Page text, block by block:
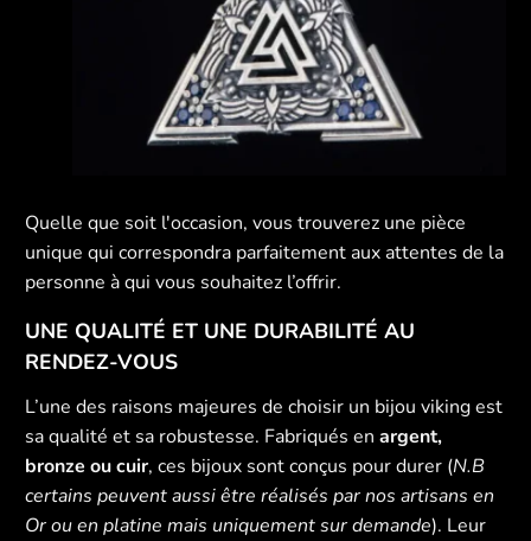
Quelle que soit l'occasion, vous trouverez une pièce
unique qui correspondra parfaitement aux attentes de la
personne à qui vous souhaitez l’offrir.
UNE QUALITÉ ET UNE DURABILITÉ AU
RENDEZ-VOUS
L’une des raisons majeures de choisir un bijou viking est
sa qualité et sa robustesse. Fabriqués enargent,
bronze ou cuir, ces bijoux sont conçus pour durer (N.B
certains peuvent aussi être réalisés par nos artisans en
Or ou en platine mais uniquement sur demande). Leur